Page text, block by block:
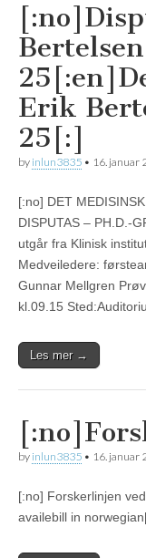
Erik
25[:]
by inlun3835 • 16. januar
[:no] DET
DISPUTAS – PH.D.-
utgår fra Klinisk
Medveiledere:
Gunnar Mellgren
kl.09.15
Les mer →
by inlun3835 • 16. januar
[:no] Forskerlinjen
availebill in